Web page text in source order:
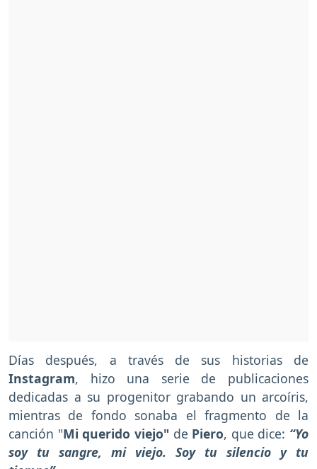
Días después, a través de sus historias de
Instagram, hizo una serie de publicaciones
dedicadas a su progenitor grabando un arcoíris,
mientras de fondo sonaba el fragmento de la
canción "Mi querido viejo" de Piero, que dice: “Yo
soy tu sangre, mi viejo. Soy tu silencio y tu